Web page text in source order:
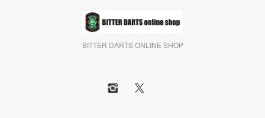
BITTER DARTS ONLINE SHOP